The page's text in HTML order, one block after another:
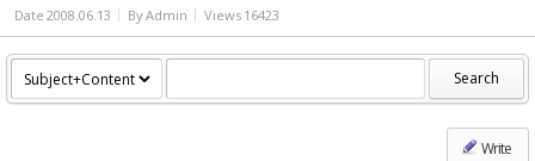
Date 2008.06.13 ByAdmin Views 16423
Search
Write